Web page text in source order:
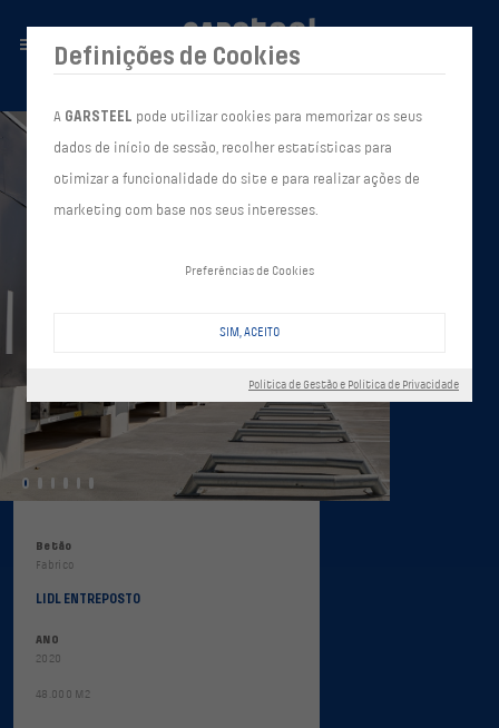
Betão
Fabrico
LIDL ENTREPOSTO
ANO
2020
48.000 M2
Definições de Cookies
A GARSTEEL pode utilizar cookies para memorizar os seus
dados de início de sessão, recolher estatísticas para
otimizar a funcionalidade do site e para realizar ações de
marketing com base nos seus interesses.
Preferências de Cookies
SIM, ACEITO
Política de Gestão e Política de Privacidade